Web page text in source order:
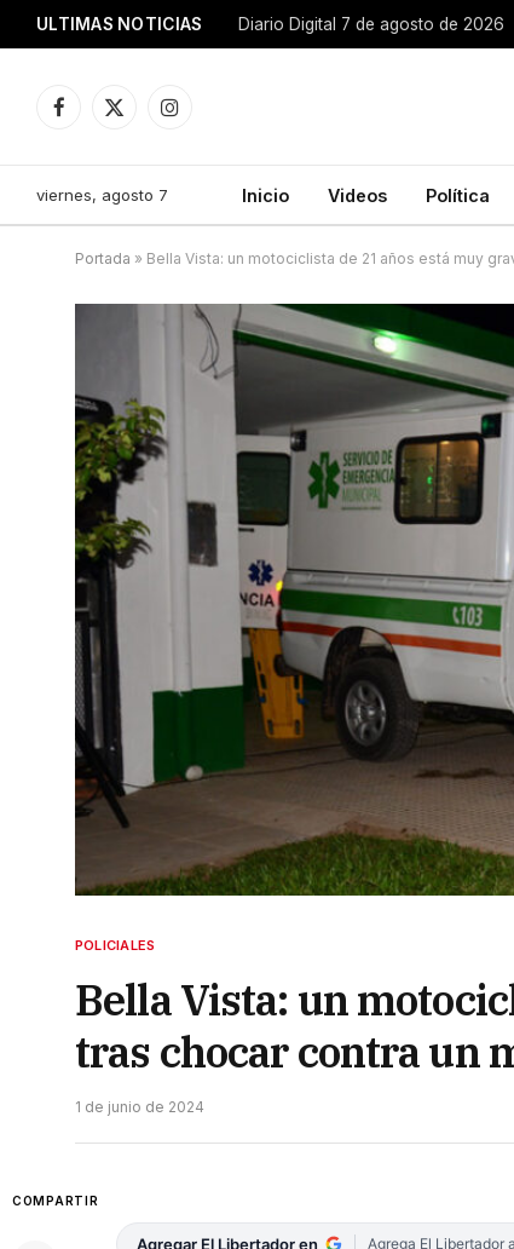
ULTIMAS NOTICIAS Diario Digital 7 de agosto de 2026
Facebook
X
Instagram
viernes, agosto 7 Inicio Videos Política
Portada » Bella Vista: un motociclista de 21 años está muy
POLICIALES
Bella Vista: un
tras chocar contra un
1 de junio de 2024
COMPARTIR
Agregar El Libertador en Agrega El Libertador